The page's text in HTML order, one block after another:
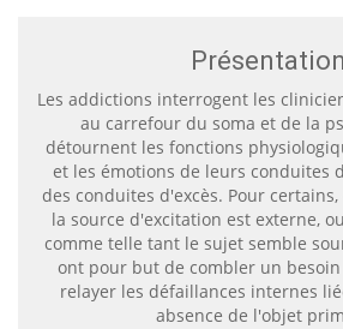
Présentation
Les addictions interrogent les
au carrefour du soma et de la
détournent les fonctions
et les émotions de leurs conduites
des conduites d'excès. Pour
la source d'excitation est externe,
comme telle tant le sujet semble
ont pour but de combler un
relayer les défaillances internes
absence de l'objet